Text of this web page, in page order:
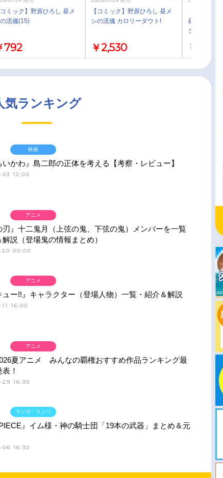
コミック】野原ひろし 昼メ
流儀(15)
792
【コミック】野原ひろし 昼メ
シの流儀 カロリーダウト!
￥2,530
昼メシの流
ク
￥2,200
気ランキング
いかわ』島二郎の正体を考える【考察・レビュー】
12:00
映画
刃』十二鬼月（上弦の鬼、下弦の鬼）メンバーを一覧
説（登場鬼の情報まとめ）
00:00
アニメ
ュー!!』キャラクター（登場人物）一覧・紹介＆解説
16:00
アニメ
夏アニメ みんなの覇権おすすめ作品ランキング最
！
16:30
アニメ
PIECE』イム様・神の騎士団「19本の武器」まとめ＆元
16:30
マンガ・ラノベ